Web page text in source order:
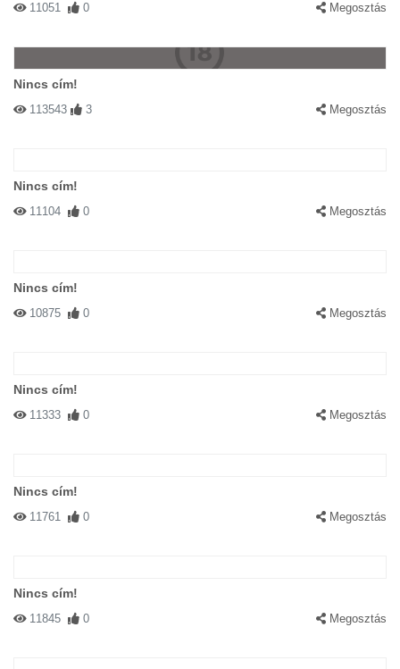
11051 0 Megosztás
Nincs cím!
113543 3 Megosztás
Nincs cím!
11104 0 Megosztás
Nincs cím!
10875 0 Megosztás
Nincs cím!
11333 0 Megosztás
Nincs cím!
11761 0 Megosztás
Nincs cím!
11845 0 Megosztás